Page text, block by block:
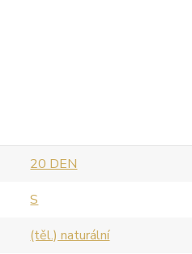
20 DEN
S
(těl.) naturální